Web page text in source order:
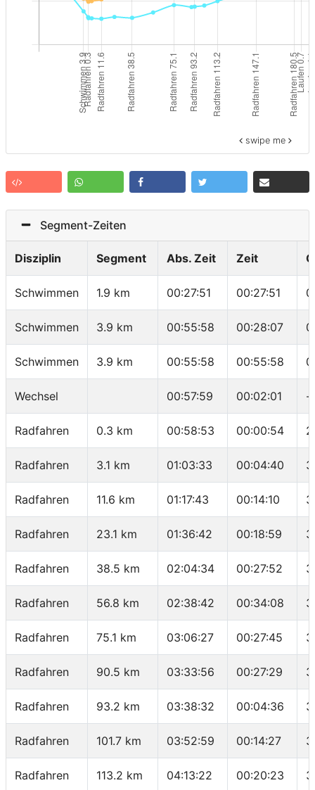
swipe me
Segment-Zeiten
Disziplin Segment Abs. Zeit Zeit
Schwimmen 1.9 km 00:27:51 00:27:51
Schwimmen 3.9 km 00:55:58 00:28:07
Schwimmen 3.9 km 00:55:58 00:55:58
Wechsel 00:57:59 00:02:01 -
Radfahren 0.3 km 00:58:53 00:00:54
Radfahren 3.1 km 01:03:33 00:04:40
Radfahren 11.6 km 01:17:43 00:14:10
Radfahren 23.1 km 01:36:42 00:18:59
Radfahren 38.5 km 02:04:34 00:27:52
Radfahren 56.8 km 02:38:42 00:34:08
Radfahren 75.1 km 03:06:27 00:27:45
Radfahren 90.5 km 03:33:56 00:27:29
Radfahren 93.2 km 03:38:32 00:04:36
Radfahren 101.7 km 03:52:59 00:14:27
Radfahren 113.2 km 04:13:22 00:20:23